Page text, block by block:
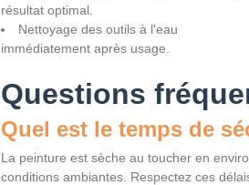
résultat optimal.
Nettoyage des outils à l'eau
immédiatement après usage.
Questions
Quel est le temps de
La peinture est sèche au toucher en
conditions ambiantes. Respectez ces